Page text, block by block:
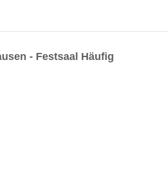
- Festsaal Häufig